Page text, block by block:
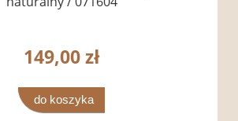
149,00 zł
do koszyka